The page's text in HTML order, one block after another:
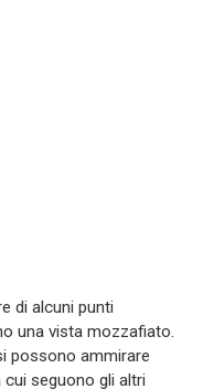
di alcuni punti
una vista mozzafiato.
possono ammirare
seguono gli altri